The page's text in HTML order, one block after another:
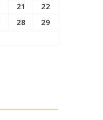
21
22
28
29